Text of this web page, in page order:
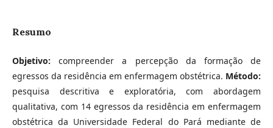
Resumo
Objetivo: compreender a percepção da formação de
egressos da residência em enfermagem obstétrica. Método:
pesquisa descritiva e exploratória, com abordagem
qualitativa, com 14 egressos da residência em enfermagem
obstétrica da Universidade Federal do Pará mediante de